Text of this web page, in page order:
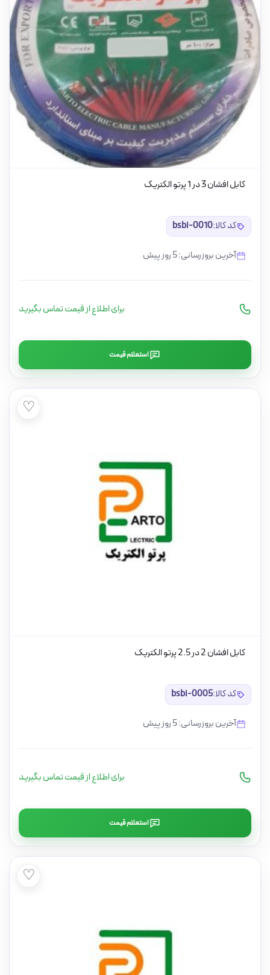
کابل افشان 3 در 1 پرتو الکتریک
کد کالا:bsbi-0010
آخرین بروزرسانی: 5 روز پیش
برای اطلاع از قیمت تماس بگیرید
استعلام قیمت
♡
کابل افشان 2 در 2.5 پرتو الکتریک
کد کالا:bsbi-0005
آخرین بروزرسانی: 5 روز پیش
برای اطلاع از قیمت تماس بگیرید
استعلام قیمت
♡